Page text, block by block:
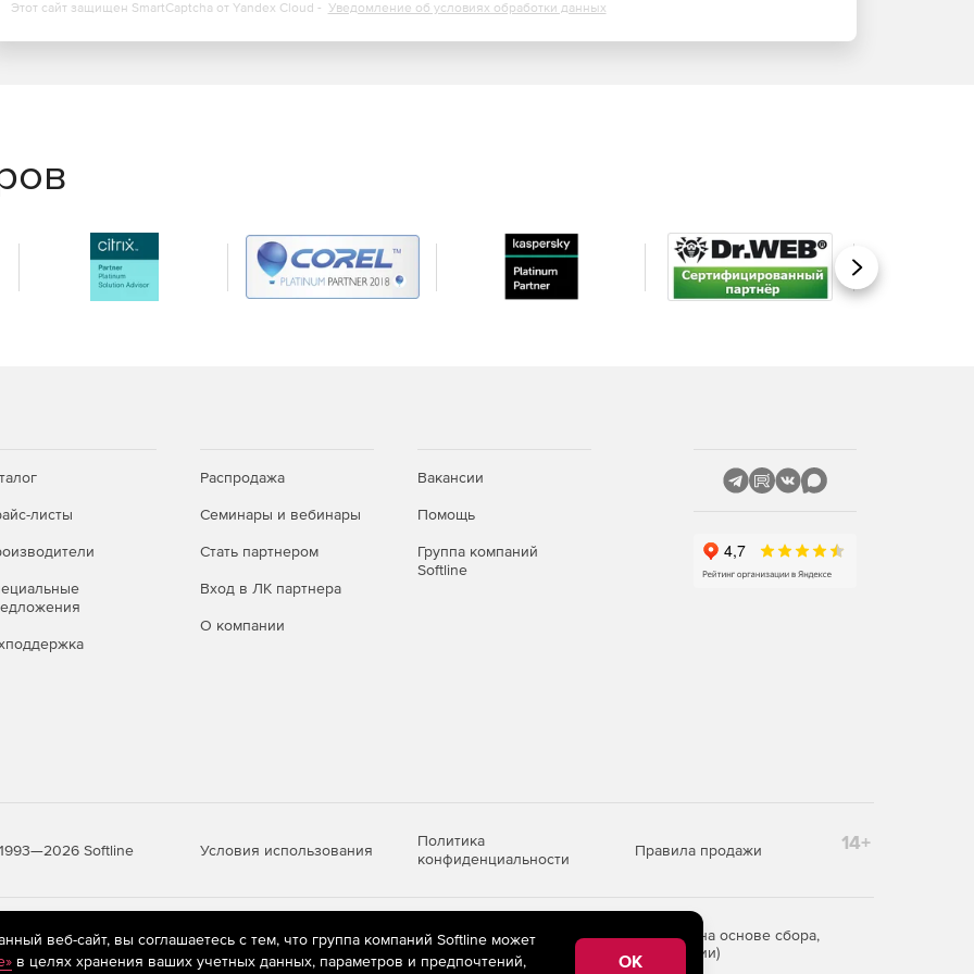
Nagios Fusion можно контролировать работу
Этот сайт защищен SmartCaptcha от Yandex Cloud - Уведомление об условиях обработки данных
Вперед
листы
Распродажа
Семинары и вебинары
Стать партнером
Вход в ЛК партнера
О компании
Вакансии
Помощь
Группа компаний
Softline
Softline Условия использования
Политика
конфиденциальности
Правила продажи 14+
рекомендательные технологии(информационные технологии предоставления информации на основе сбора,
пользователей сети «Интернет», находящихся на территории Российской Федерации)
веб-сайт, вы соглашаетесь с тем, что группа компаний Softline может
в целях хранения ваших учетных данных, параметров и предпочтений, OK